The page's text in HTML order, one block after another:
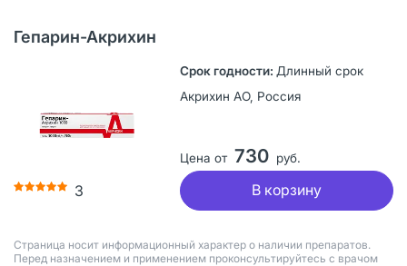
Гепарин-Акрихин
3
Длинный срок
Акрихин АО, Россия
Цена от 730 руб.
В корзину
Страница носит информационный характер о наличии препаратов.
Перед назначением и применением проконсультируйтесь с врачом